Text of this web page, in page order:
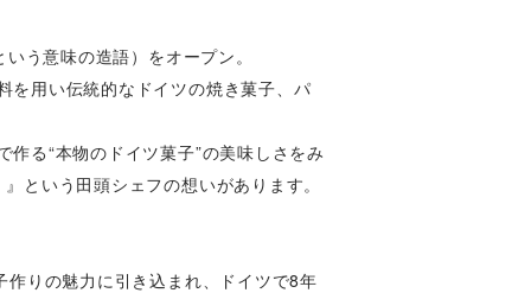
う意味の造語）をオープン。
を用い伝統的なドイツの焼き菓子、パ
作る“本物のドイツ菓子”の美味しさをみ
という田頭シェフの想いがあります。
作りの魅力に引き込まれ、ドイツで8年